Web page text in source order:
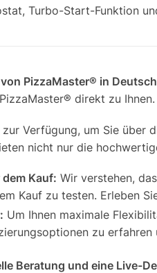
Turbo-Start-Funktion
PizzaMaster® in
direkt zu Ihnen.
Verfügung, um Sie
nicht nur die
Kauf: Wir verstehen,
Kauf zu testen. Erleben
Um Ihnen maximale
zu
Beratung und eine Live-